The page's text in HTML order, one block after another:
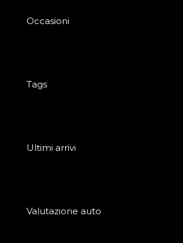
Occasioni
Tags
Ultimi arrivi
Valutazione auto